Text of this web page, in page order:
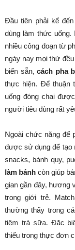
Đầu tiên phải kể
dùng làm thức
nhiều công đoạn từ
ngày nay mọi thứ
biến sẵn,cách pha
thực hiện. Để thuận
uống đóng chai
người tiêu dùng rất
Ngoài chức năng để
được sử dụng để tạo
snacks, bánh quy,
làm bánh còn giúp
gian gần đây, hương
trong giới trẻ.
thường thấy trong
tiệm trà sữa. Đặc
thiếu trong thực đơn